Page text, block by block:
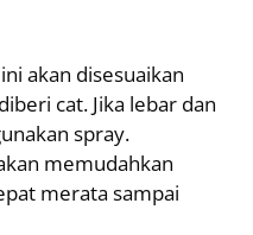
akan disesuaikan
cat. Jika lebar dan
spray.
memudahkan
merata sampai